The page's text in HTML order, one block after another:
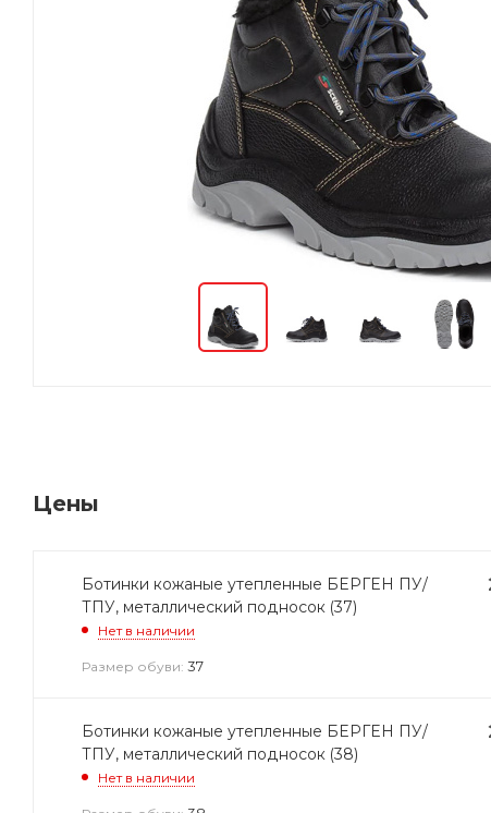
Цены
Ботинки кожаные утепленные БЕРГЕН ПУ/
ТПУ, металлический подносок (37)
Нет в наличии
Размер обуви: 37
Ботинки кожаные утепленные БЕРГЕН ПУ/
ТПУ, металлический подносок (38)
Нет в наличии